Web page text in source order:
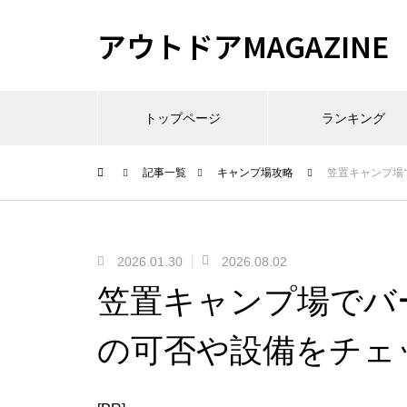
アウトドアMAGAZINE
トップページ ランキング
記事一覧 キャンプ場攻略 笠置キャンプ場
2026.01.30 2026.08.02
笠置キャンプ場で
の可否や設備をチェ